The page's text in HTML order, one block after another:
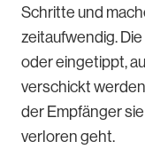
Schritte und
zeitaufwendig.
oder eingetippt,
verschickt
der Empfänger
verloren geht.